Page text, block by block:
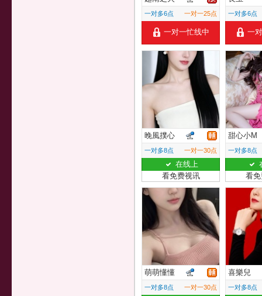
一对多6点 一对一25点
一对一忙线中
一对多6点
一
晚風撲心
一对多8点 一对一30点
在线上
看免费视讯
甜心小M
一对多8点
看
萌萌懂懂
一对多8点 一对一30点
喜樂兒
一对多8点